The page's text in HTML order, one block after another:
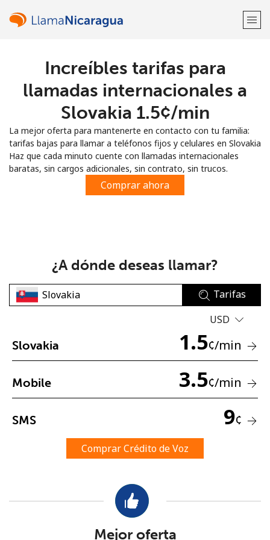
¡Bienvenido!
Regístrate con
Mínimo 8 caracteres
Una letra mayúscula y una minúscula
Un caracter especial
Mantente en contacto para recibir nuestras mejores
Increíbles tarifas para
llamadas internacionales a
Slovakia ⁦1.5¢⁩/min
La mejor oferta para mantenerte en contacto con tu familia:
tarifas bajas para llamar a teléfonos fijos y celulares en Slovakia
Haz que cada minuto cuente con llamadas internacionales
baratas, sin cargos adicionales, sin contrato, sin trucos.
Comprar ahora
¿A dónde deseas llamar?
Tarifas
USD
Slovakia 1.5¢/min
Mobile 3.5¢/min
SMS 9¢
Comprar Crédito de Voz
Mejor oferta